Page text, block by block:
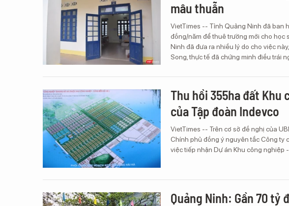
mâu thuẫn
VietTimes -- Tỉnh Quảng Ninh đã ban
đồng/năm để thuê trường mới cho học
Ninh đã đưa ra nhiều lý do cho việc
Song, thực tế đã chứng minh điều trái
Thu hồi 355ha đất Khu
của Tập đoàn Indevco
VietTimes -- Trên cơ sở đề nghị của
Chính phủ đồng ý nguyên tắc Công ty
việc tiếp nhận Dự án Khu công nghiệp
Quảng Ninh: Gần 70